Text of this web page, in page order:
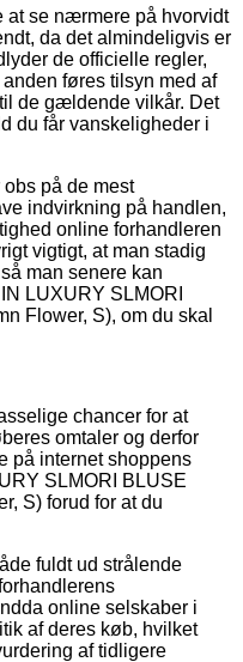
at se nærmere på hvorvidt
da det almindeligvis er
de officielle regler,
føres tilsyn med af
de gældende vilkår. Det
du får vanskeligheder i
på de mest
indvirkning på handlen,
online forhandleren
vigtigt, at man stadig
man senere kan
LUXURY SLMORI
Flower, S), om du skal
chancer for at
omtaler og derfor
på internet shoppens
SLMORI BLUSE
S) forud for at du
fuldt ud strålende
online selskaber i
af deres køb, hvilket
af tidligere